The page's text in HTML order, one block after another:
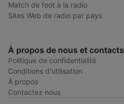
Match de foot à la radio
Sites Web de radio par pays
À propos de nous et contacts
Politique de confidentialité
Conditions d'utilisation
À propos
Contactez nous